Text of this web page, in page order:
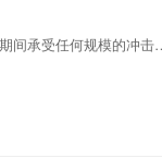
间承受任何规模的冲